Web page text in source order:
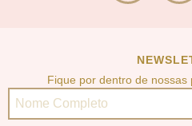
Fique por dentro de nossas